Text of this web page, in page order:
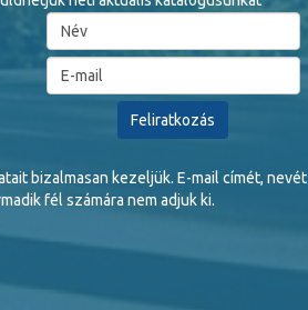
bizalmasan kezeljük. E-mail címét, nevét
fél számára nem adjuk ki.